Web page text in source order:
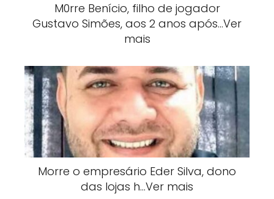
M0rre Benício, filho de jogador
Gustavo Simões, aos 2 anos após…Ver
mais
Morre o empresário Eder Silva, dono
das lojas h…Ver mais